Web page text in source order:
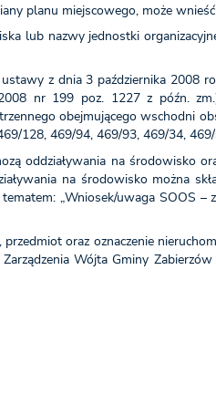
planu miejscowego, może wnieść
lub nazwy jednostki
z dnia 3 października
nr 199 poz. 1227 z późn.
obejmującego wschodni
128, 469/94, 469/93, 469/34,
oddziaływania na środowisko
na środowisko można
„Wniosek/uwaga SOOS
oraz oznaczenie
Wójta Gminy